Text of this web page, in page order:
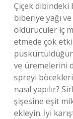
Çiçek dibindeki
biberiye yağı
öldürücüler iç
etmede çok
ve üremelerini
spreyi böcekleri
nasıl yapılır?
şişesine eşit
ekleyin. İyi